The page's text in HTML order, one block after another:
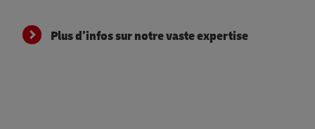
Plus d’infos sur notre vaste expertise